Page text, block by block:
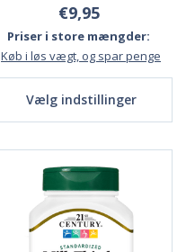
€9,95
Priser i store mængder:
Køb i løs vægt, og spar penge
Vælg indstillinger